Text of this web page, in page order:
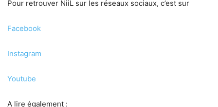
Pour retrouver NiiL sur les réseaux sociaux, c’est sur
Facebook
Instagram
Youtube
A lire également :